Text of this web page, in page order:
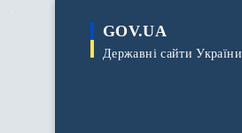
GOV.UA
Державні сайти України